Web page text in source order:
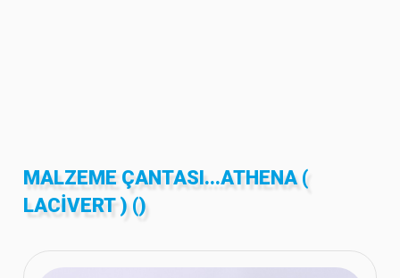
MALZEME ÇANTASI...ATHENA (
LACIVERT ) ()